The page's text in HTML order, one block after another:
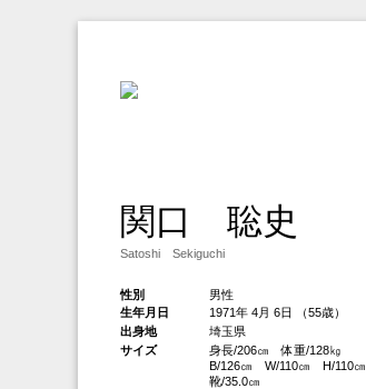
関口 聡史
Satoshi Sekiguchi
性別
男性
生年月日
1971年 4月 6日 （55歳）
出身地
埼玉県
サイズ
身長/206㎝ 体重/128㎏
B/126㎝ W/110㎝ H/110㎝
靴/35.0㎝